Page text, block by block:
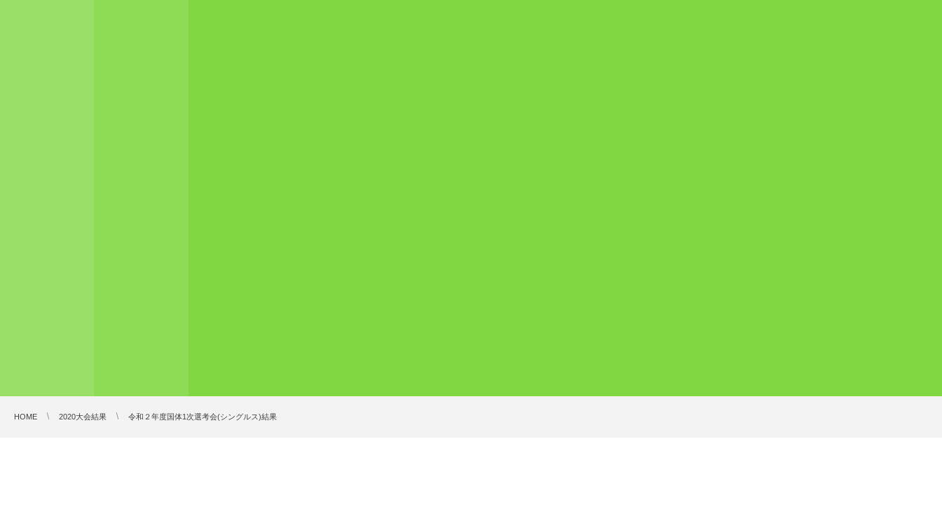
HOME 2020大会結果 令和２年度国体1次選考会(シングルス)結果